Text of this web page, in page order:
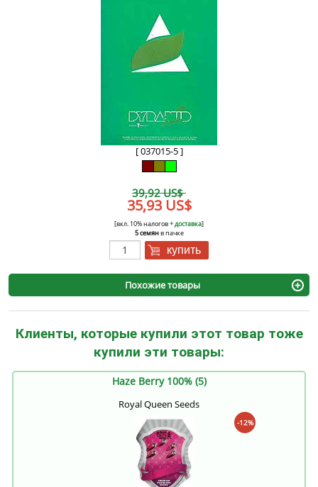
[ 037015-5 ]
39,92 US$
35,93 US$
[вкл. 10% налогов+ доставка]
5 семянв пачке
купить
Похожие товары
Клиенты, которые купили этот товар тоже
купили эти товары:
Haze Berry 100% (5)
Royal Queen Seeds
-12%